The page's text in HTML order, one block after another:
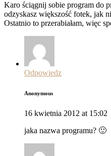
Karo ściągnij sobie program do
odzyskasz większość fotek, jak
Ostatnio to przerabiałam, więc
Odpowiedz
Anonymous
16 kwietnia 2012 at 15:02
jaka nazwa programu? 🙂